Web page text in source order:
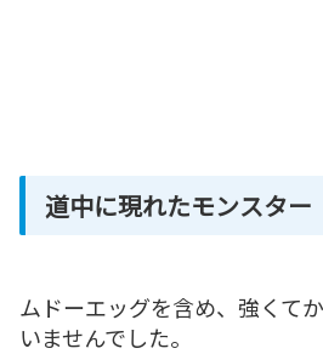
道中に現れたモンスター
ムドーエッグを含め、強くて
いませんでした。